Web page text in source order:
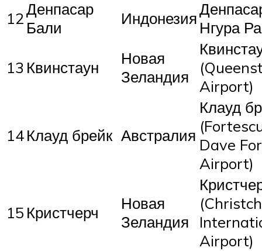
12Денпасар
Бали
Индонезия Нгура
13 Квинстаун
Новая
Зеландия
Airport)
14Клауд брейк Австралия
Клауд
Dave
Airport)
15 Кристчерч
Новая
Зеландия
Airport)